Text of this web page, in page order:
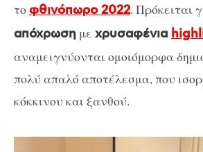
τοφθινόπωρο 2022. Πρόκειται
απόχρωση με χρυσαφένια
αναμειγνύονται ομοιόμορφα
πολύ απαλό αποτέλεσμα, που
κόκκινου και ξανθού.